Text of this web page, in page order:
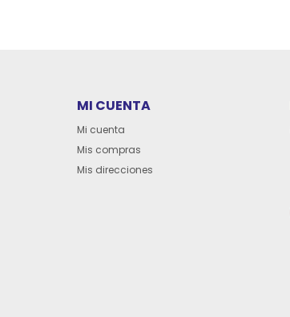
MI CUENTA
Mi cuenta
Mis compras
Mis direcciones